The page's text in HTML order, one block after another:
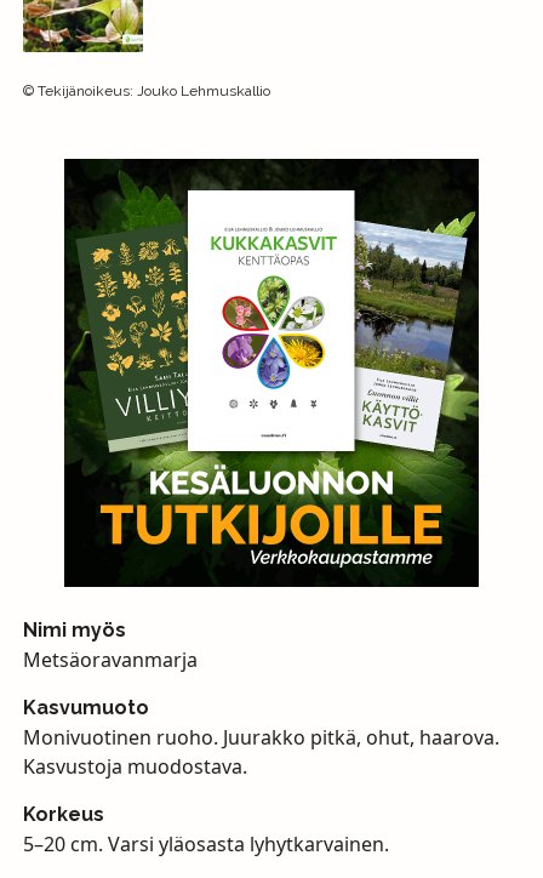
© Tekijänoikeus: Jouko Lehmuskallio
Nimi myös
Metsäoravanmarja
Kasvumuoto
Monivuotinen ruoho. Juurakko pitkä, ohut, haarova.
Kasvustoja muodostava.
Korkeus
5–20 cm. Varsi yläosasta lyhytkarvainen.